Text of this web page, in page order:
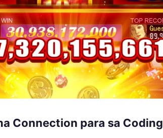
Connection para sa Coding